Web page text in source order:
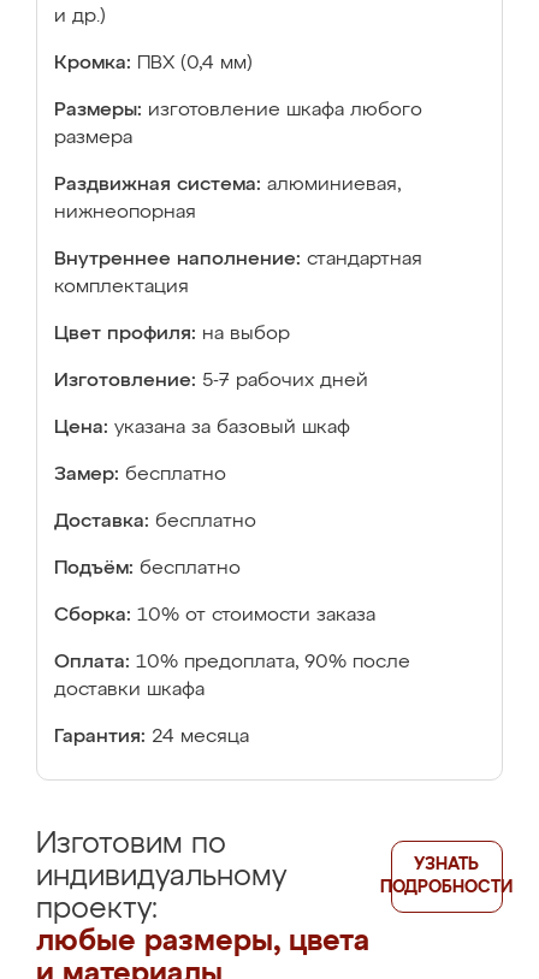
и др.)
Кромка: ПВХ (0,4 мм)
Размеры: изготовление шкафа любого
размера
Раздвижная система: алюминиевая,
нижнеопорная
Внутреннее наполнение: стандартная
комплектация
Цвет профиля: на выбор
Изготовление: 5-7 рабочих дней
Цена: указана за базовый шкаф
Замер: бесплатно
Доставка: бесплатно
Подъём: бесплатно
Сборка: 10% от стоимости заказа
Оплата: 10% предоплата, 90% после
доставки шкафа
Гарантия: 24 месяца
Изготовим по
индивидуальному
проекту:
любые размеры, цвета
УЗНАТЬ
ПОДРОБНОСТИ